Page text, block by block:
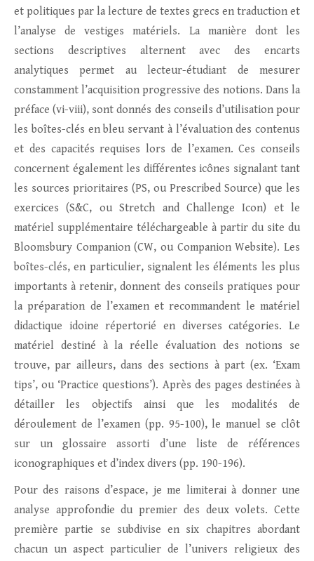
et politiques par la lecture de textes grecs en traduction et
l’analyse de vestiges matériels. La manière dont les
sections descriptives alternent avec des encarts
analytiques permet au lecteur-étudiant de mesurer
constamment l’acquisition progressive des notions. Dans la
préface (vi-viii), sont donnés des conseils d’utilisation pour
les boîtes-clés en bleu servant à l’évaluation des contenus
et des capacités requises lors de l’examen. Ces conseils
concernent également les différentes icônes signalant tant
les sources prioritaires (PS, ou Prescribed Source) que les
exercices (S&C, ou Stretch and Challenge Icon) et le
matériel supplémentaire téléchargeable à partir du site du
Bloomsbury Companion (CW, ou Companion Website). Les
boîtes-clés, en particulier, signalent les éléments les plus
importants à retenir, donnent des conseils pratiques pour
la préparation de l’examen et recommandent le matériel
didactique idoine répertorié en diverses catégories. Le
matériel destiné à la réelle évaluation des notions se
trouve, par ailleurs, dans des sections à part (ex. ‘Exam
tips’, ou ‘Practice questions’). Après des pages destinées à
détailler les objectifs ainsi que les modalités de
déroulement de l’examen (pp. 95-100), le manuel se clôt
sur un glossaire assorti d’une liste de références
iconographiques et d’index divers (pp. 190-196).
Pour des raisons d’espace, je me limiterai à donner une
analyse approfondie du premier des deux volets. Cette
première partie se subdivise en six chapitres abordant
chacun un aspect particulier de l’univers religieux des